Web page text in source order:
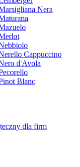
Nera
Cappuccino
d'Avola
Blanc
dla firm